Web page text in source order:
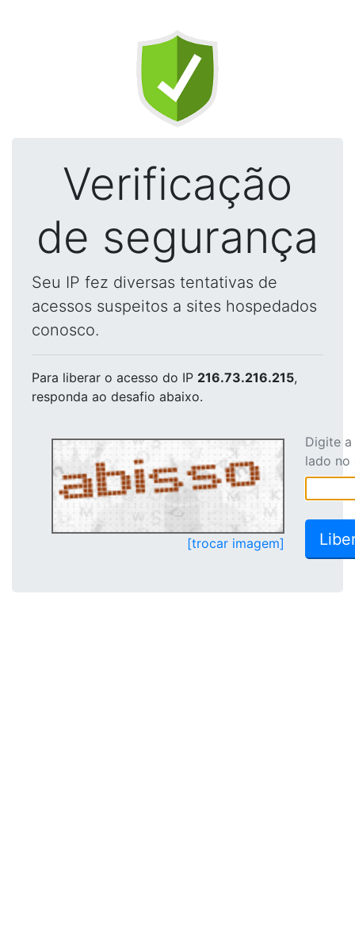
Verificação
de segurança
Seu IP fez diversas tentativas de
acessos suspeitos a sites hospedados
conosco.
Para liberar o acesso do IP 216.73.216.215,
responda ao desafio abaixo.
[trocar imagem]
Digite
lado no